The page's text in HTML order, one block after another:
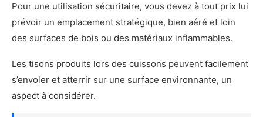
Pour une utilisation sécuritaire, vous devez à tout prix lui
prévoir un emplacement stratégique, bien aéré et loin
des surfaces de bois ou des matériaux inflammables.
Les tisons produits lors des cuissons peuvent facilement
s’envoler et atterrir sur une surface environnante, un
aspect à considérer.